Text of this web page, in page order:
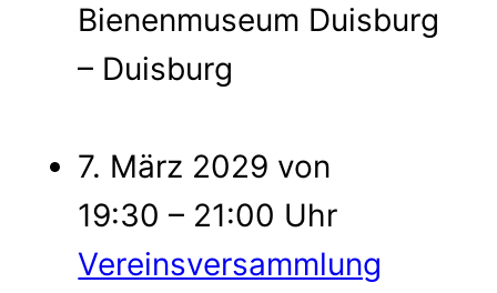
Bienenmuseum Duisburg
– Duisburg
7. März 2029 von
19:30 – 21:00 Uhr
Vereinsversammlung